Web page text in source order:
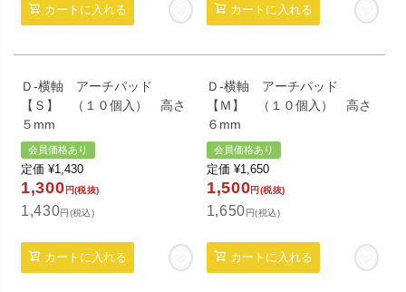
カートに入れる カートに入れる
Ｄ-横軸 アーチパッド
【Ｓ】 （１０個入） 高さ
５mm
会員価格あり
定価 ¥1,430
1,300 円(税抜)
1,430円(税込)
カートに入れる
Ｄ-横軸 アーチパッド
【Ｍ】 （１０個入） 高さ
６mm
会員価格あり
定価 ¥1,650
1,500円(税抜)
1,650円(税込)
カートに入れる